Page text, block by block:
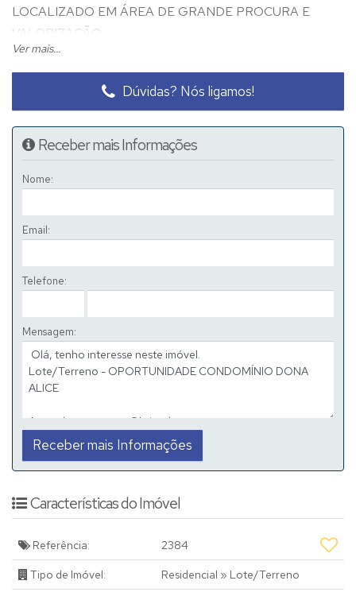
LOCALIZADO EM ÁREA DE GRANDE PROCURA E
VALORIZAÇÃO.
Seu investimento será de:
Entrada de R$ 100.000,00 e saldo dividido em 36x de R$
10.476,00 ***
SEM JUROS***
Ver mais...
Dúvidas? Nós ligamos!
Receber mais Informações
Nome:
Email:
Telefone:
Mensagem:
Características do Imóvel
Referência: 2384
Tipo de Imóvel: Residencial » Lote/Terreno